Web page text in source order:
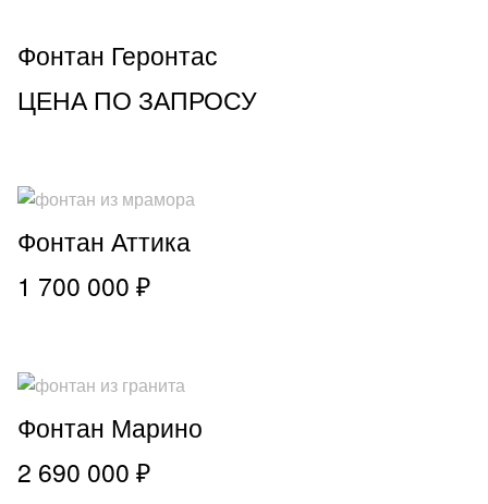
Фонтан Геронтас
ЦЕНА ПО ЗАПРОСУ
Фонтан Аттика
1 700 000 ₽
Фонтан Марино
2 690 000 ₽